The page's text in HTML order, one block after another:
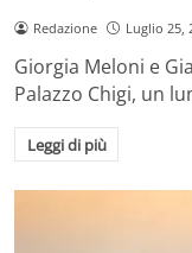
Redazione Luglio 25,
Giorgia Meloni e
Palazzo Chigi, un
Leggi di più